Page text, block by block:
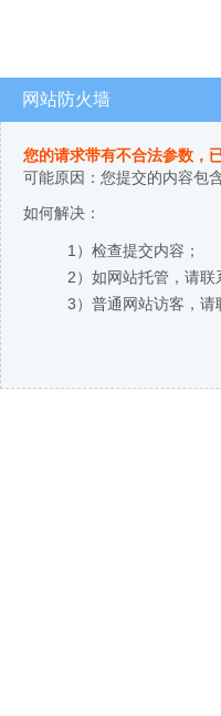
网站防火墙
您的请求带有不合法参数，
可能原因：您提交的内容包
如何解决：
1）检查提交内容；
2）如网站托管，请联
3）普通网站访客，请